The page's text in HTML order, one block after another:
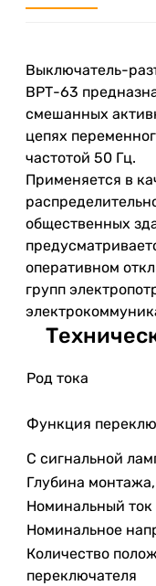
Выключатель-
ВРТ-63
смешанных
цепях
частотой 50 Гц.
Применяется в
общественных
оперативном
групп
Род тока
Функция
С сигнальной
Глубина
Номинальный ток
Номинальное
Количество
переключателя